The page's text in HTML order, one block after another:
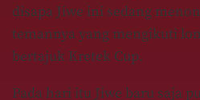
disapa Jiwe ini sedang
temannya yang mengikuti
bertajuk Kretek Cup.
Pada hari itu Jiwe baru saja